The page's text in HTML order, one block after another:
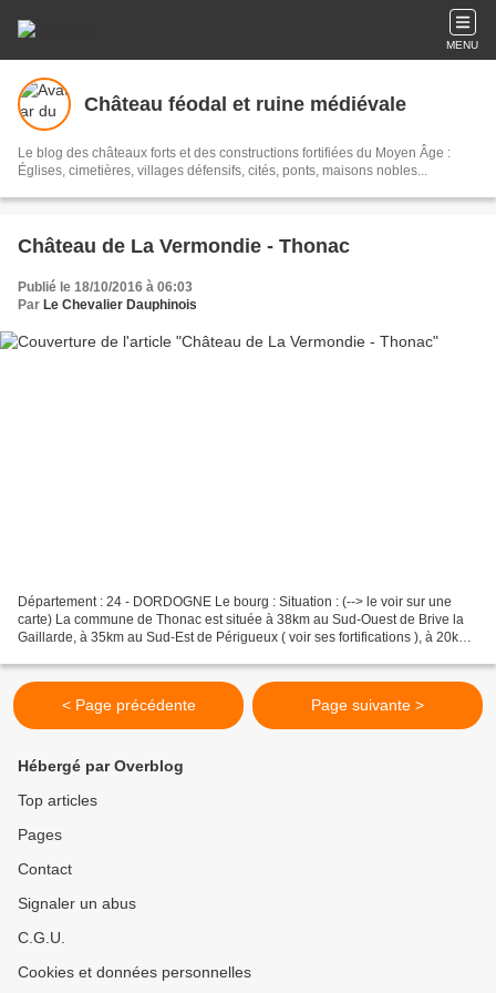
MENU
Château féodal et ruine médiévale
Le blog des châteaux forts et des constructions fortifiées du Moyen Âge :
Églises, cimetières, villages défensifs, cités, ponts, maisons nobles...
Château de La Vermondie - Thonac
Publié le 18/10/2016 à 06:03
Par Le Chevalier Dauphinois
Département : 24 - DORDOGNE Le bourg : Situation : (--> le voir sur une
carte) La commune de Thonac est située à 38km au Sud-Ouest de Brive la
Gaillarde, à 35km au Sud-Est de Périgueux ( voir ses fortifications ), à 20km
< Page précédente Page suivante >
Hébergé par Overblog
Top articles
Pages
Contact
Signaler un abus
C.G.U.
Cookies et données personnelles